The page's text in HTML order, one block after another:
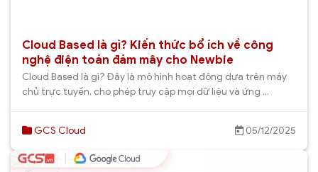
Cloud Based là gì? Kiến thức bổ ích về công
nghệ điện toán đám mây cho Newbie
Cloud Based là gì? Đây là mô hình hoạt động dựa trên máy
chủ trực tuyến, cho phép truy cập mọi dữ liệu và ứng ...
GCS Cloud 05/12/2025